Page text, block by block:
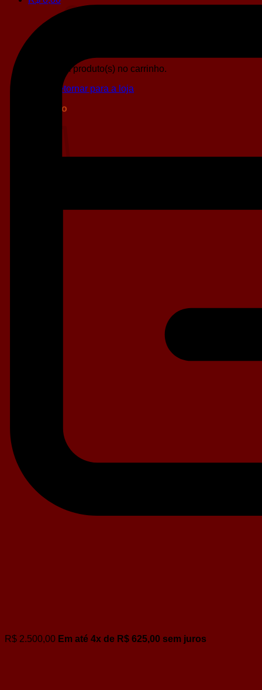
Sem produto(s) no carrinho.
Retornar para a loja
Carrinho
R$ 2.500,00 Em até 4x de R$ 625,00 sem juros